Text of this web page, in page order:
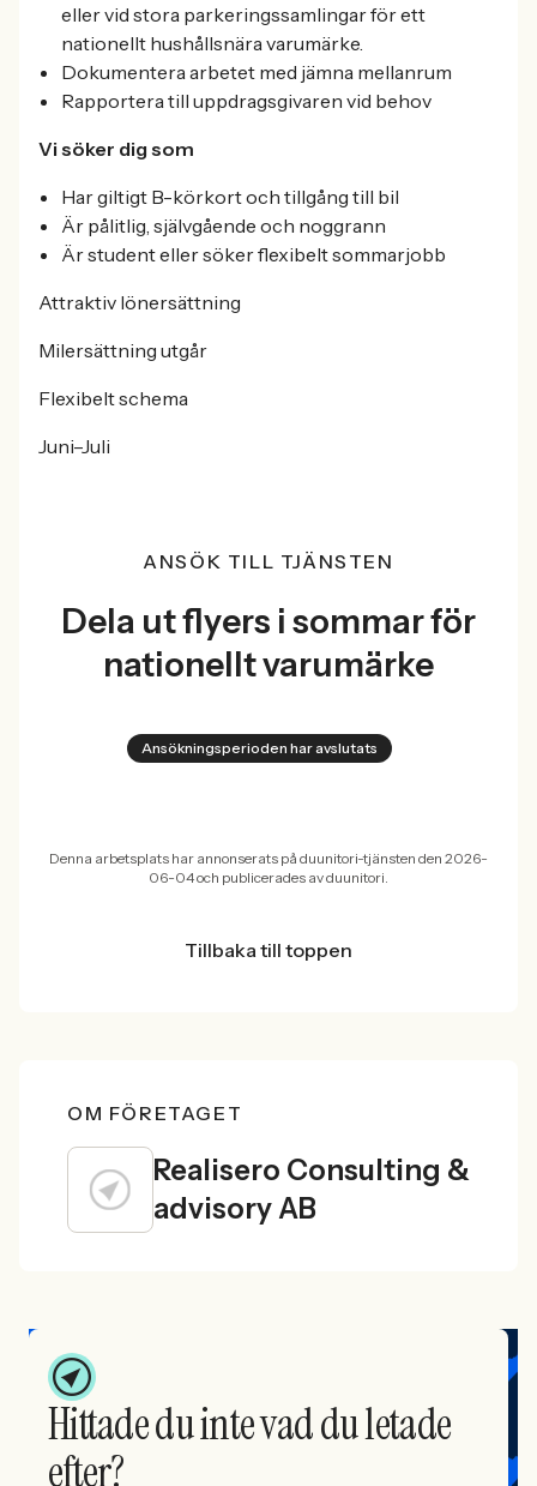
eller vid stora parkeringssamlingar för ett
nationellt hushållsnära varumärke.
Dokumentera arbetet med jämna mellanrum
Rapportera till uppdragsgivaren vid behov
Vi söker dig som
Har giltigt B-körkort och tillgång till bil
Är pålitlig, självgående och noggrann
Är student eller söker flexibelt sommarjobb
Attraktiv lönersättning
Milersättning utgår
Flexibelt schema
Juni–Juli
ANSÖK TILL TJÄNSTEN
Dela ut flyers i sommar för
nationellt varumärke
Ansökningsperioden har avslutats
Denna arbetsplats har annonserats på duunitori-tjänsten den 2026-
06-04 och publicerades av duunitori.
Tillbaka till toppen
OM FÖRETAGET
Realisero Consulting &
advisory AB
Hittade du inte vad du letade
efter?